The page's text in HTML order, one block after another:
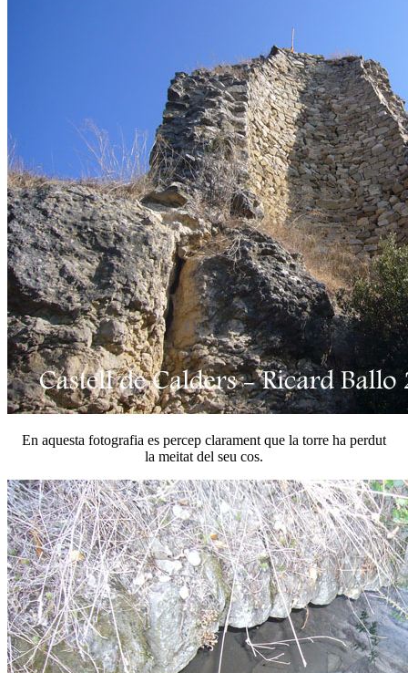
En aquesta fotografia es percep clarament que la torre ha perdut
la meitat del seu cos.